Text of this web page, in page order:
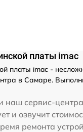
платы imac
платы imac -
в Самаре.
наш сервис-центра
и озвучит
ремонта